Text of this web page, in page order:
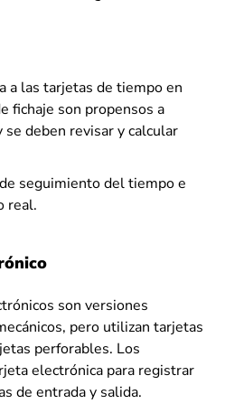
a las tarjetas de tiempo en
fichaje son propensos a
deben revisar y calcular
seguimiento del tiempo e
real.
son versiones
pero utilizan tarjetas
perforables. Los
electrónica para registrar
de entrada y salida.